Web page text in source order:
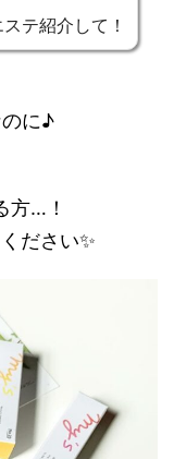
テ紹介して！
に♪
方…！
ださい✨